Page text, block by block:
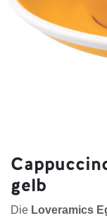
gelb
Die Loveramics